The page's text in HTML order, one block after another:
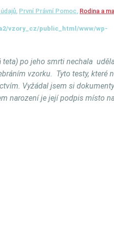
, První Právní Pomoc, Rodina a
vzory_cz/public_html/www/wp-
po jeho smrti nechala
vzorku. Tyto testy, které
Vyžádal jsem si
narození je její podpis místo